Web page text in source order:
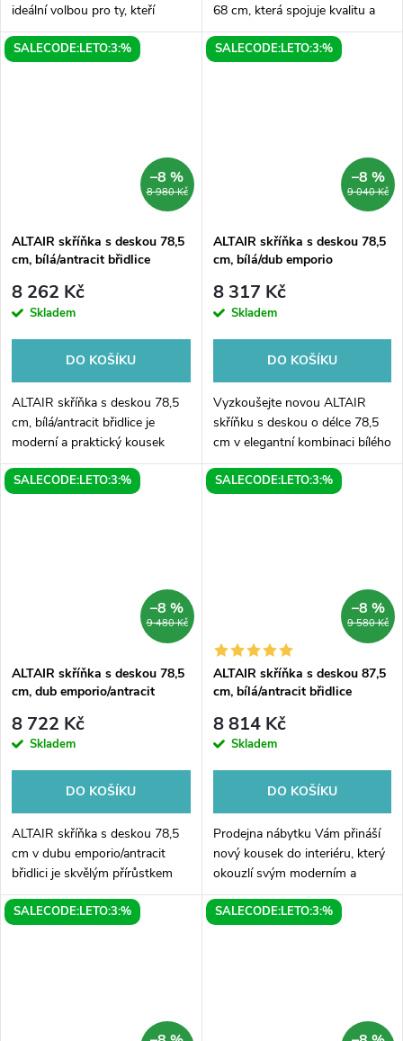
ideální volbou pro ty, kteří
hledají praktický a elegantní
způsob, jak uložit své věci.
68 cm, která spojuje kvalitu a
moderní design. Toto praktické
a stylové zařízení v elegantní
SALECODE:LETO:3:%
8 980 Kč
–8 %
ALTAIR skříňka s deskou 78,5
cm, bílá/antracit břidlice
8 262 Kč
Skladem
DO KOŠÍKU
ALTAIR skříňka s deskou 78,5
cm, bílá/antracit břidlice je
moderní a praktický kousek
nábytku, který si zamilujete.
Jeho jednoduchý design v
SALECODE:LETO:3:%
9 040 Kč
–8 %
ALTAIR skříňka s deskou 78,5
cm, bílá/dub emporio
8 317 Kč
Skladem
DO KOŠÍKU
Vyzkoušejte novou ALTAIR
skříňku s deskou o délce 78,5
cm v elegantní kombinaci bílého
a dubu emporio. Tato úchvatná
skříňka je perfektním řešením
SALECODE:LETO:3:%
9 480 Kč
–8 %
ALTAIR skříňka s deskou 78,5
cm, dub emporio/antracit
8 722 Kč
Skladem
DO KOŠÍKU
ALTAIR skříňka s deskou 78,5
cm v dubu emporio/antracit
břidlici je skvělým přírůstkem
do vaší domácnosti. Kombinace
přírodního dubu emporio s
SALECODE:LETO:3:%
9 580 Kč
–8 %
ALTAIR skříňka s deskou 87,5
cm, bílá/antracit břidlice
8 814 Kč
Skladem
DO KOŠÍKU
Prodejna nábytku Vám přináší
nový kousek do interiéru, který
okouzlí svým moderním a
elegantním designem. ALTAIR
skříňka s deskou o rozměrech
SALECODE:LETO:3:% SALECODE:LETO:3:%